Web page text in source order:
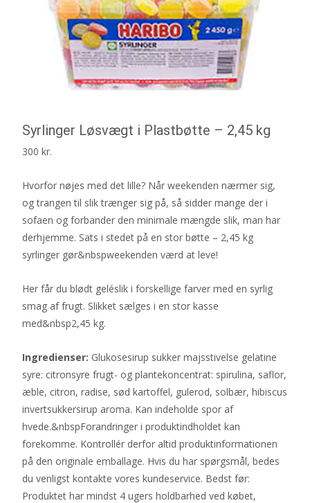
Syrlinger Løsvægt i Plastbøtte – 2,45 kg
300 kr.
Hvorfor nøjes med det lille? Når weekenden nærmer sig,
og trangen til slik trænger sig på, så sidder mange der i
sofaen og forbander den minimale mængde slik, man har
derhjemme. Sats i stedet på en stor bøtte – 2,45 kg
syrlinger gør&nbspweekenden værd at leve!
Her får du blødt geléslik i forskellige farver med en syrlig
smag af frugt. Slikket sælges i en stor kasse
med&nbsp2,45 kg.
Ingredienser: Glukosesirup sukker majsstivelse gelatine
syre: citronsyre frugt- og plantekoncentrat: spirulina, saflor,
æble, citron, radise, sød kartoffel, gulerod, solbær, hibiscus
invertsukkersirup aroma. Kan indeholde spor af
hvede.&nbspForandringer i produktindholdet kan
forekomme. Kontrollér derfor altid produktinformationen
på den originale emballage. Hvis du har spørgsmål, bedes
du venligst kontakte vores kundeservice. Bedst før:
Produktet har mindst 4 ugers holdbarhed ved købet,